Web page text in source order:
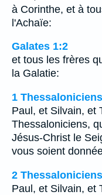
à Corinthe, et à
l'Achaïe:
Galates 1:2
et tous les frères
la Galatie:
1
Paul, et Silvain, et
Thessaloniciens,
Jésus-Christ le
vous soient
2
Paul, et Silvain, et